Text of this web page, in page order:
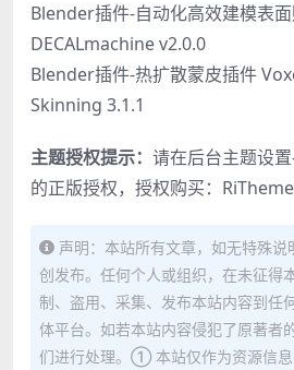
Blender插件-自动化高效建模表
DECALmachine v2.0.0
Blender插件-热扩散蒙皮插件
Skinning 3.1.1
主题授权提示： 请在后台主题设
的正版授权，授权购买：
声明：本站所有文章，如无特殊
创发布。任何个人或组织，在未征得
制、盗用、采集、发布本站内容到任
体平台。如若本站内容侵犯了原著者
们进行处理。① 本站仅作为资源信